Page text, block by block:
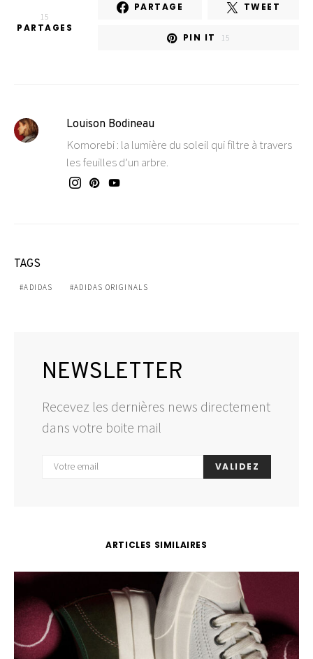
15
PARTAGES
PARTAGE TWEET
PIN IT 15
Louison Bodineau
Komorebi : la lumière du soleil qui filtre à travers
les feuilles d’un arbre.
TAGS
ADIDAS ADIDAS ORIGINALS
NEWSLETTER
Recevez les dernières news directement
dans votre boite mail
VALIDEZ
ARTICLES SIMILAIRES